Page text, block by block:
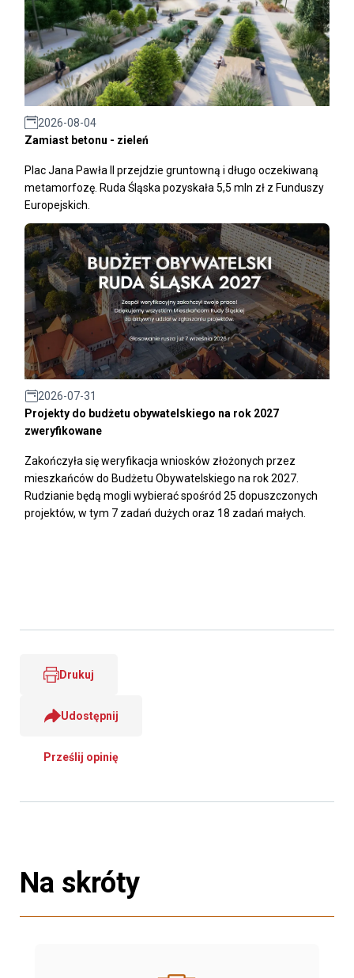
2026-08-04
Zamiast betonu - zieleń
Plac Jana Pawła II przejdzie gruntowną i długo oczekiwaną
metamorfozę. Ruda Śląska pozyskała 5,5 mln zł z Funduszy
Europejskich.
2026-07-31
Projekty do budżetu obywatelskiego na rok 2027
zweryfikowane
Zakończyła się weryfikacja wniosków złożonych przez
mieszkańców do Budżetu Obywatelskiego na rok 2027.
Rudzianie będą mogli wybierać spośród 25 dopuszczonych
projektów, w tym 7 zadań dużych oraz 18 zadań małych.
Drukuj
Udostępnij
Prześlij opinię
Na skróty